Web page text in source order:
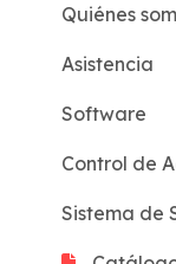
Quiénes
Asistencia
Software
Control de
Sistema de